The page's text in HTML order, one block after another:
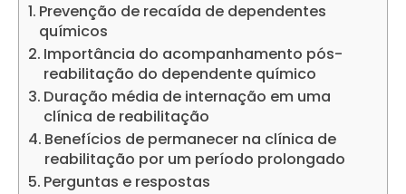
Prevenção de recaída de dependentes
químicos
Importância do acompanhamento pós-
reabilitação do dependente químico
Duração média de internação em uma
clínica de reabilitação
Benefícios de permanecer na clínica de
reabilitação por um período prolongado
Perguntas e respostas